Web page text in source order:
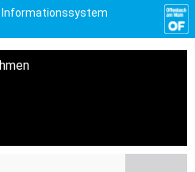
Informationssystem